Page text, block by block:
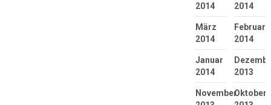
2014
2014
März
2014
Februar
2014
Januar
2014
2013
NovemberOktober